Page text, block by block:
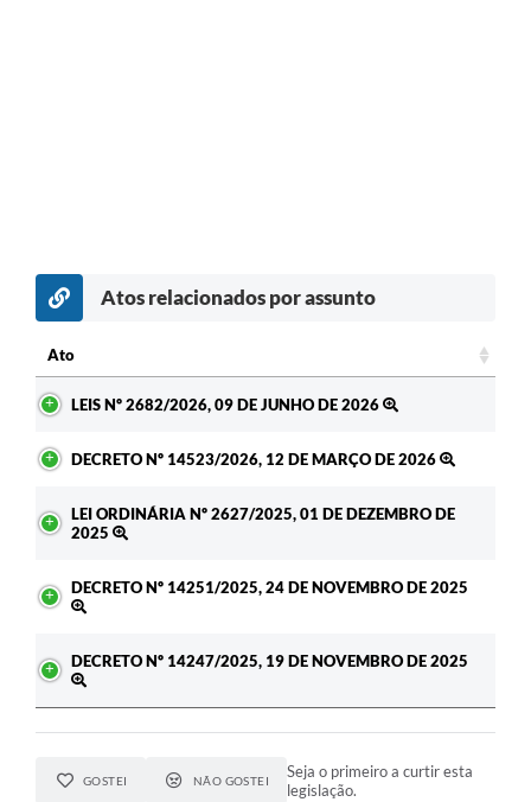
Atos relacionados por assunto
Ato
LEIS Nº 2682/2026, 09 DE JUNHO DE 2026
DECRETO Nº 14523/2026, 12 DE MARÇO DE 2026
LEI ORDINÁRIA Nº 2627/2025, 01 DE DEZEMBRO DE
2025
DECRETO Nº 14251/2025, 24 DE NOVEMBRO DE 2025
DECRETO Nº 14247/2025, 19 DE NOVEMBRO DE 2025
GOSTEI NÃO GOSTEI
Seja o primeiro a curtir esta
legislação.